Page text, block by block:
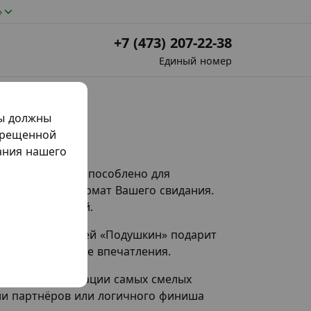
должны
нашего
+7 (473) 207-22-38
Единый номер
все приспособлено для
не важен формат Вашего свидания.
отелей «Подушкин» подарит
эмоциональные впечатления.
для реализации самых смелых
партнёров или логичного финиша